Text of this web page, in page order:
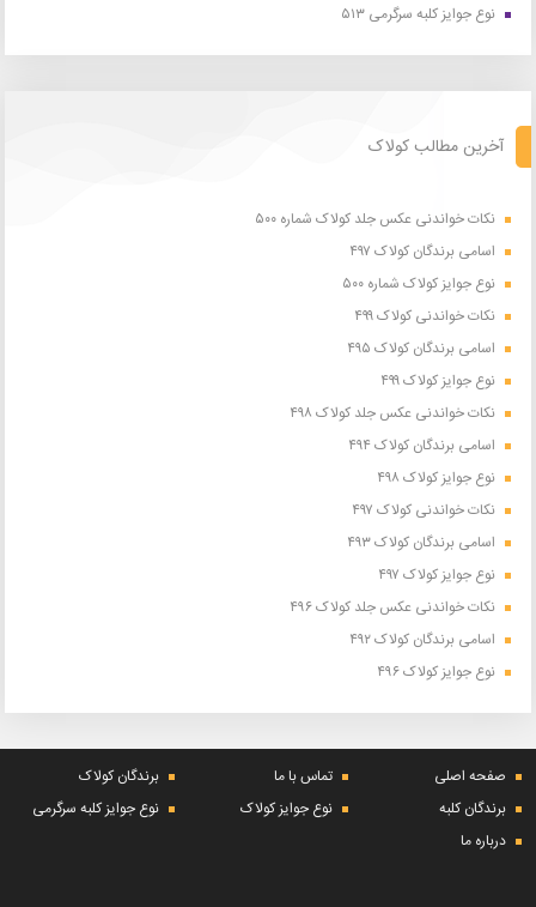
نوع جوایز کلبه سرگرمی ۵۱۳
آخرین مطالب کولاک
نکات خواندنی عکس جلد کولاک شماره ۵۰۰
اسامی برندگان کولاک ۴۹۷
نوع جوایز کولاک شماره ۵۰۰
نکات خواندنی کولاک ۴۹۹
اسامی برندگان کولاک ۴۹۵
نوع جوایز کولاک ۴۹۹
نکات خواندنی عکس جلد کولاک ۴۹۸
اسامی برندگان کولاک ۴۹۴
نوع جوایز کولاک ۴۹۸
نکات خواندنی کولاک ۴۹۷
اسامی برندگان کولاک ۴۹۳
نوع جوایز کولاک ۴۹۷
نکات خواندنی عکس جلد کولاک ۴۹۶
اسامی برندگان کولاک ۴۹۲
نوع جوایز کولاک ۴۹۶
صفحه اصلی تماس با ما
برندگان کولاک
برندگان کلبه
نوع جوایز کولاک
نوع جوایز کلبه سرگرمی
درباره ما